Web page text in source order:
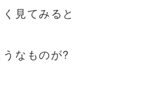
見てみると
なものが?